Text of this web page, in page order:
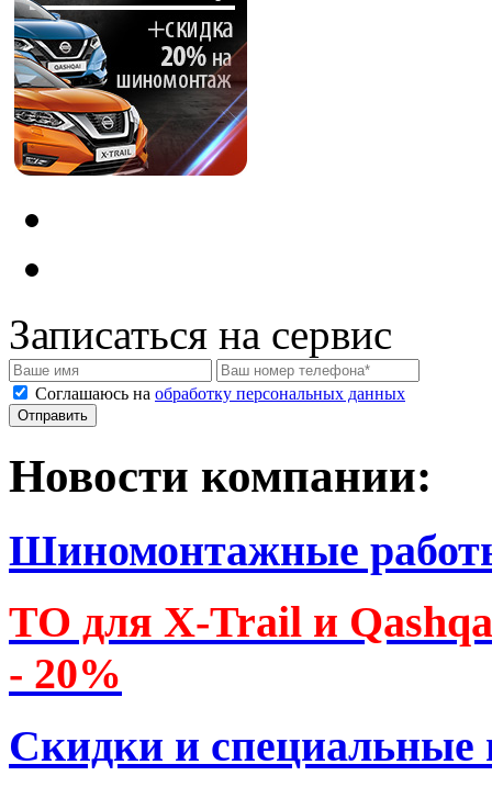
Записаться на сервис
Соглашаюсь на обработку персональных данных
Новости компании:
Шиномонтажные
ТО для X-Trail и
- 20%
Скидки и специальные